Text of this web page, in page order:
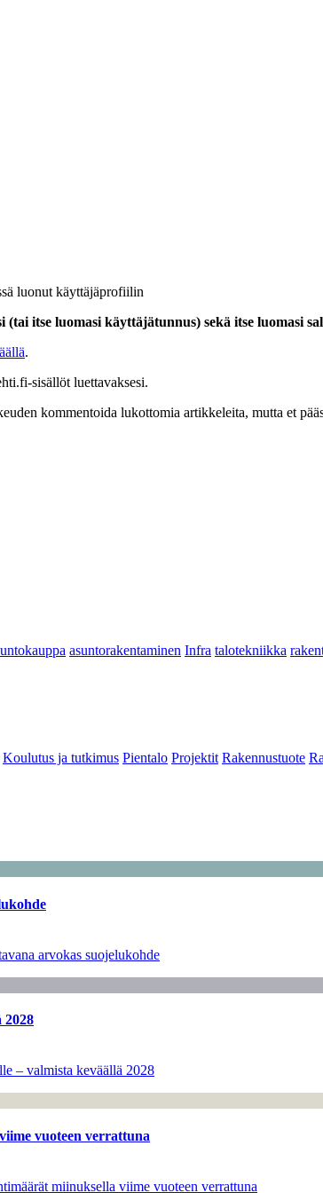
luonut käyttäjäprofiilin
itse luomasi käyttäjätunnus) sekä itse luomasi
.
sisällöt luettavaksesi.
kommentoida lukottomia artikkeleita, mutta et
asuntorakentaminen Infra talotekniikka
Koulutus ja tutkimus Pientalo Projektit Rakennustuote
arvokas suojelukohde
2028
– valmista keväällä 2028
vuoteen verrattuna
miinuksella viime vuoteen verrattuna